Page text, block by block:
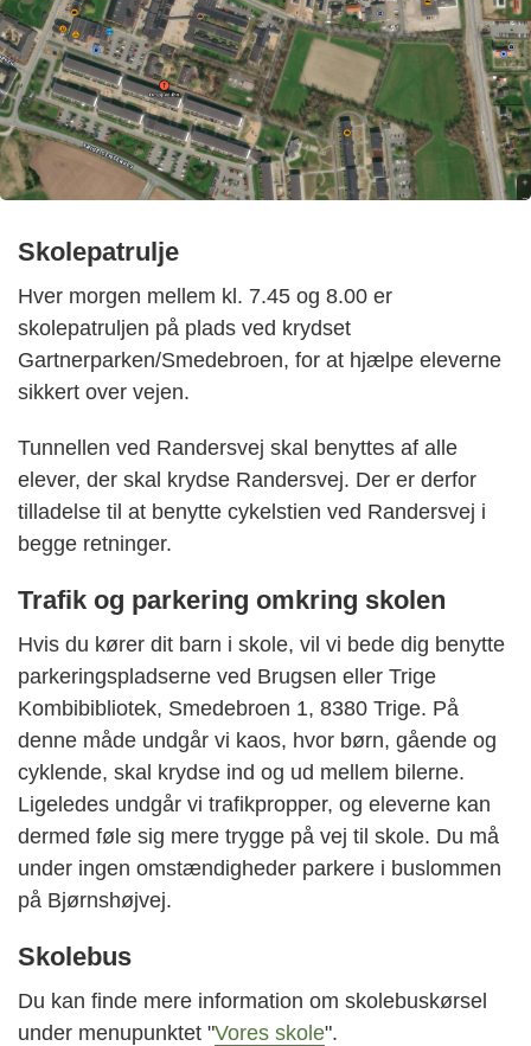
Skolepatrulje
Hver morgen mellem kl. 7.45 og 8.00 er
skolepatruljen på plads ved krydset
Gartnerparken/Smedebroen, for at hjælpe eleverne
sikkert over vejen.
Tunnellen ved Randersvej skal benyttes af alle
elever, der skal krydse Randersvej. Der er derfor
tilladelse til at benytte cykelstien ved Randersvej i
begge retninger.
Trafik og parkering omkring skolen
Hvis du kører dit barn i skole, vil vi bede dig benytte
parkeringspladserne ved Brugsen eller Trige
Kombibibliotek, Smedebroen 1, 8380 Trige. På
denne måde undgår vi kaos, hvor børn, gående og
cyklende, skal krydse ind og ud mellem bilerne.
Ligeledes undgår vi trafikpropper, og eleverne kan
dermed føle sig mere trygge på vej til skole. Du må
under ingen omstændigheder parkere i buslommen
på Bjørnshøjvej.
Skolebus
Du kan finde mere information om skolebuskørsel
under menupunktet "Vores skole".